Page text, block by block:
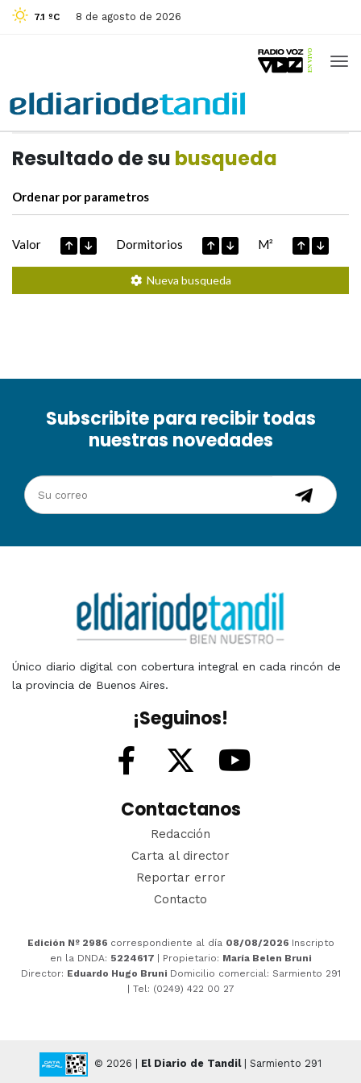
7.1 ºC 8 de agosto de 2026
Resultado de su busqueda
Ordenar por parametros
Valor Dormitorios M²
Nueva busqueda
Subscribite para recibir todas
nuestras novedades
Único diario digital con cobertura integral en cada rincón de
la provincia de Buenos Aires.
¡Seguinos!
Contactanos
Redacción
Carta al director
Reportar error
Contacto
Edición Nº 2986 correspondiente al día 08/08/2026 Inscripto
en la DNDA: 5224617 | Propietario: María Belen Bruni
Director: Eduardo Hugo Bruni Domicilio comercial: Sarmiento 291
| Tel: (0249) 422 00 27
© 2026 | El Diario de Tandil| Sarmiento 291